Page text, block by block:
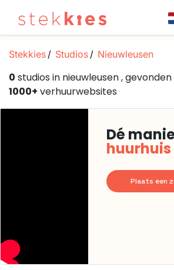
Stekkies Studios Nieuwleusen
0 studios in nieuwleusen ,
1000+ verhuurwebsites
Dé
Plaats een